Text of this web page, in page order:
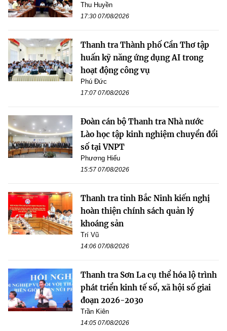
Thu Huyền
17:30 07/08/2026
Thanh tra Thành phố Cần Thơ tập
huấn kỹ năng ứng dụng AI trong
hoạt động công vụ
Phú Đức
17:07 07/08/2026
Đoàn cán bộ Thanh tra Nhà nước
Lào học tập kinh nghiệm chuyển đổi
số tại VNPT
Phương Hiếu
15:57 07/08/2026
Thanh tra tỉnh Bắc Ninh kiến nghị
hoàn thiện chính sách quản lý
khoáng sản
Trí Vũ
14:06 07/08/2026
Thanh tra Sơn La cụ thể hóa lộ trình
phát triển kinh tế số, xã hội số giai
đoạn 2026-2030
Trần Kiên
14:05 07/08/2026